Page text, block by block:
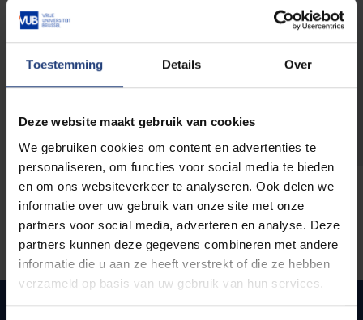
Toestemming Details Over
Deze website maakt gebruik van cookies
We gebruiken cookies om content en advertenties te
personaliseren, om functies voor social media te bieden
en om ons websiteverkeer te analyseren. Ook delen we
informatie over uw gebruik van onze site met onze
partners voor social media, adverteren en analyse. Deze
partners kunnen deze gegevens combineren met andere
informatie die u aan ze heeft verstrekt of die ze hebben
verzameld op basis van uw gebruik van hun services.
De volledige URL van de pagina waar je de fout zag.